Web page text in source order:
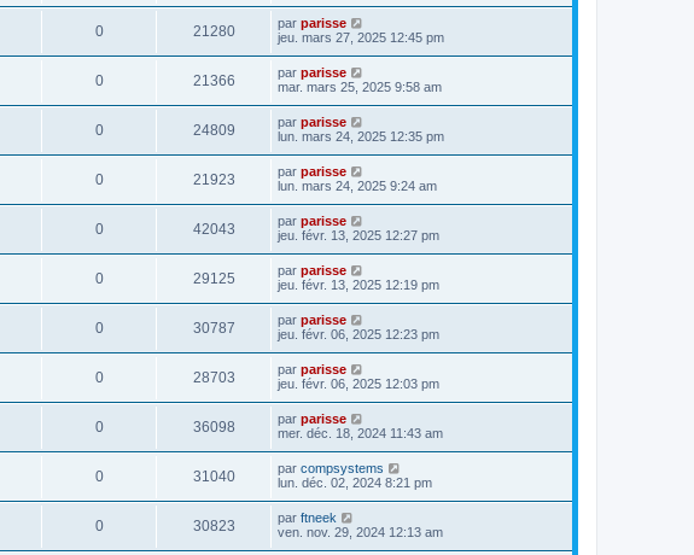
0 21280 par parisse
jeu. mars 27, 2025 12:45 pm
0 21366 par parisse
mar. mars 25, 2025 9:58 am
0 24809 par parisse
lun. mars 24, 2025 12:35 pm
0 21923 par parisse
lun. mars 24, 2025 9:24 am
0 42043 par parisse
jeu. févr. 13, 2025 12:27 pm
0 29125 par parisse
jeu. févr. 13, 2025 12:19 pm
0 30787 par parisse
jeu. févr. 06, 2025 12:23 pm
0 28703 par parisse
jeu. févr. 06, 2025 12:03 pm
0 36098 par parisse
mer. déc. 18, 2024 11:43 am
0 31040 par compsystems
lun. déc. 02, 2024 8:21 pm
0 30823 par ftneek
ven. nov. 29, 2024 12:13 am